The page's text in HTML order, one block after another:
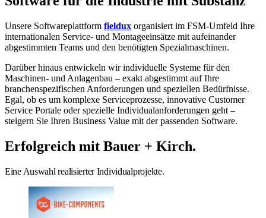
Unsere Softwareplattform fieldux organisiert im FSM-Umfeld Ihre
internationalen Service- und Montageeinsätze mit aufeinander
abgestimmten Teams und den benötigten Spezialmaschinen.
Darüber hinaus entwickeln wir individuelle Systeme für den
Maschinen- und Anlagenbau – exakt abgestimmt auf Ihre
branchenspezifischen Anforderungen und speziellen Bedürfnisse.
Egal, ob es um komplexe Serviceprozesse, innovative Customer
Service Portale oder spezielle Individualanforderungen geht –
steigern Sie Ihren Business Value mit der passenden Software.
Erfolgreich mit Bauer + Kirch.
Eine Auswahl realisierter Individualprojekte.